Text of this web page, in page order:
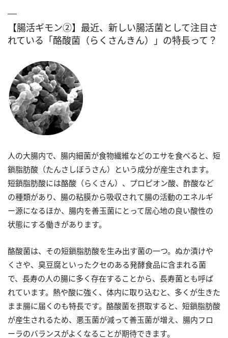
【腸活ギモン②】最近、新しい腸活菌として注目さ
れている「酪酸菌（らくさんきん）」の特長って？
人の大腸内で、腸内細菌が食物繊維などのエサを食べると、短
鎖脂肪酸（たんさしぼうさん）という成分が産生されます。
短鎖脂肪酸には酪酸（らくさん）、プロピオン酸、酢酸など
の種類があり、腸の粘膜から吸収されて腸の活動のエネルギ
ー源になるほか、腸内を善玉菌にとって居心地の良い酸性の
状態にする働きがあります。
酪酸菌は、その短鎖脂肪酸を生み出す菌の一つ。ぬか漬けや
くさや、臭豆腐といったクセのある発酵食品に含まれる菌
で、長寿の人の腸に多く存在することから、長寿菌とも呼ば
れています。熱や酸に強く、体内に取り込むと、多くが生きた
まま腸に届くのも特長です。酪酸菌を摂取すると、短鎖脂肪酸
が産生されるため、悪玉菌が減って善玉菌が増え、腸内フロ
ーラのバランスがよくなることが期待できます。